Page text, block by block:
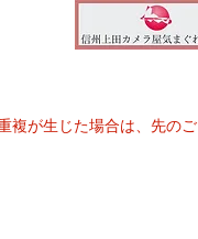
複が生じた場合は、先のご